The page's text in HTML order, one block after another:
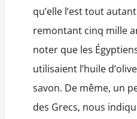
qu’elle l’est tout
remontant cinq mille
noter que les
utilisaient l’huile
savon. De même, un
des Grecs, nous